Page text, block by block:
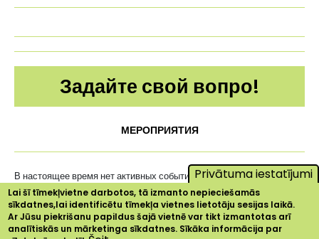
Задайте свой вопро!
МЕРОПРИЯТИЯ
В настоящее время нет активных событий ...Privātuma iestatījumi
Lai šī tīmekļvietne darbotos, tā izmanto nepieciešamās
sīkdatnes,lai identificētu tīmekļa vietnes lietotāju sesijas laikā.
Ar Jūsu piekrišanu papildus šajā vietnē var tikt izmantotas arī
analītiskās un mārketinga sīkdatnes. Sīkāka informācija par